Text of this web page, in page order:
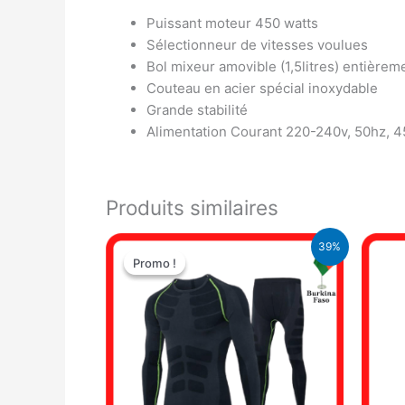
Puissant moteur 450 watts
Sélectionneur de vitesses voulues
Bol mixeur amovible (1,5litres)
Couteau en acier spécial inoxydable
Grande stabilité
Alimentation Courant 220-240v, 50hz,
Produits similaires
39%
Promo !
Promo !
Le
initial
était :
19.000 CFA.
Le
est :
11.500 CFA.